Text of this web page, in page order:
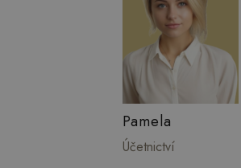
Pamela
Účetnictví